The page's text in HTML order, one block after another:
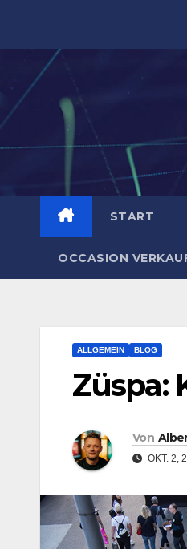
START
OCCASION
ALLGEMEIN BLOG
Züspa:
Von
OKT. 2,